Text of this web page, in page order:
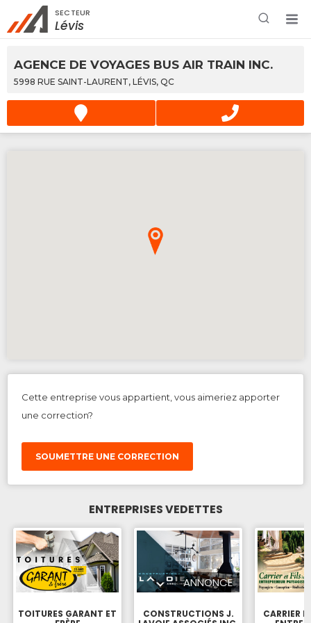
Rechercher à proximité - Entreprise / Rabais /
Services
SECTEUR
Lévis
AGENCE DE VOYAGES BUS AIR TRAIN INC.
5998 RUE SAINT-LAURENT, LÉVIS, QC
Cette entreprise vous appartient, vous aimeriez apporter
une correction?
SOUMETTRE UNE CORRECTION
ENTREPRISES VEDETTES
TOITURES GARANT ET
ANNONCE
CONSTRUCTIONS J.
CARRIER